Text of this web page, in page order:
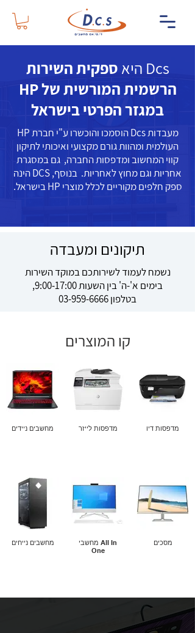
מעבדות Dcs הוסמכו והוכשרו ע"י חברת HP
העולמית ומהוות גורם מקצועי ואיכותי לתיקון
קווי המחשוב ומדפסות החברה, גם במסגרת
אחריות וגם מחוץ לאחריות. בנוסף, DCS הינה
ספק חלפים מקוריים לכלל מוצרי HP בישראל.
Dcs היא
ספקית השירות
הרשמית המורשית של HP
במגזר הפרטי בישראל
תיקונים ומעבדה
נשמח לעמוד לשירותכם במוקד השירות
בימים א'-ה' בין השעות 9:00-17:00,
בטלפון03-959-6666
קו המוצרים
מחשבים ניידים מדפסות לייזר מדפסות דיו
מחשבים נייחים
מחשבי All In
One
מסכים